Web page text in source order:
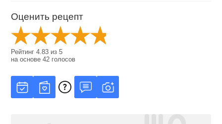
Оценить рецепт
Рейтинг4.83 из5
на основе42 голосов